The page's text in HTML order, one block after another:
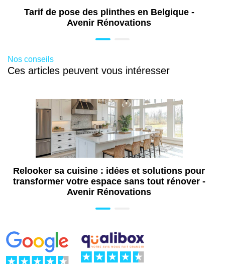
Tarif de pose des plinthes en Belgique -
Avenir Rénovations
Nos conseils
Ces articles peuvent vous intéresser
Relooker sa cuisine : idées et solutions pour
transformer votre espace sans tout rénover -
Avenir Rénovations